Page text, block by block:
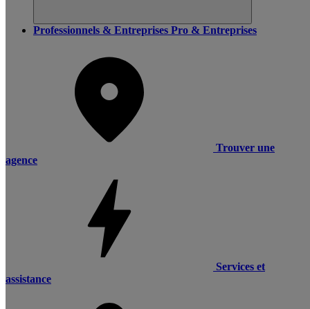
Professionnels & Entreprises Pro & Entreprises
Trouver une
agence
Services et
assistance